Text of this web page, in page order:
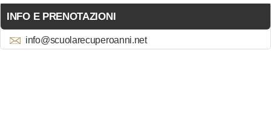
INFO E PRENOTAZIONI
info@scuolarecuperoanni.net